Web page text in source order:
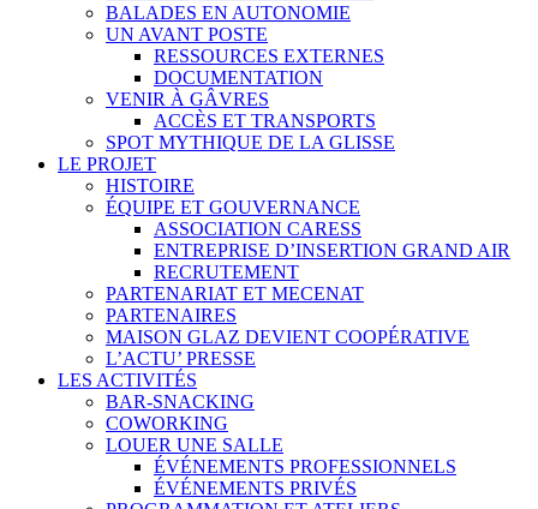
BALADES EN AUTONOMIE
UN AVANT POSTE
RESSOURCES EXTERNES
DOCUMENTATION
VENIR À GÂVRES
ACCÈS ET TRANSPORTS
SPOT MYTHIQUE DE LA GLISSE
LE PROJET
HISTOIRE
ÉQUIPE ET GOUVERNANCE
ASSOCIATION CARESS
ENTREPRISE D’INSERTION GRAND AIR
RECRUTEMENT
PARTENARIAT ET MECENAT
PARTENAIRES
MAISON GLAZ DEVIENT COOPÉRATIVE
L’ACTU’ PRESSE
LES ACTIVITÉS
BAR-SNACKING
COWORKING
LOUER UNE SALLE
ÉVÉNEMENTS PROFESSIONNELS
ÉVÉNEMENTS PRIVÉS